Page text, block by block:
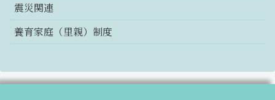
震災関連
養育家庭（里親）制度